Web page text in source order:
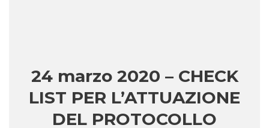
24 marzo 2020 – CHECK
LIST PER L’ATTUAZIONE
DEL PROTOCOLLO